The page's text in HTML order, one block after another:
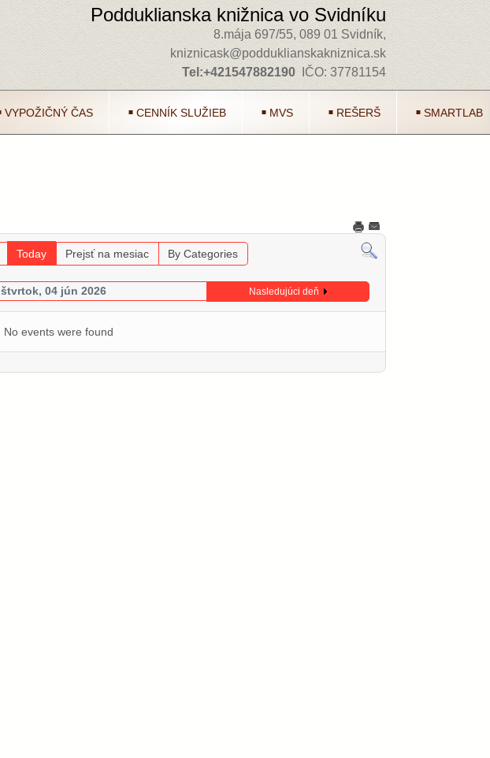
Podduklianska knižnica vo Svidníku
8.mája 697/55, 089 01 Svidník,
kniznicask@podduklianskakniznica.sk
Tel:+421547882190 IČO: 37781154
VYPOŽIČNÝ ČAS CENNÍK SLUŽIEB MVS REŠERŠ SMARTLAB
Today Prejsť na mesiac By Categories
štvrtok, 04 jún 2026 Nasledujúci deň
No events were found